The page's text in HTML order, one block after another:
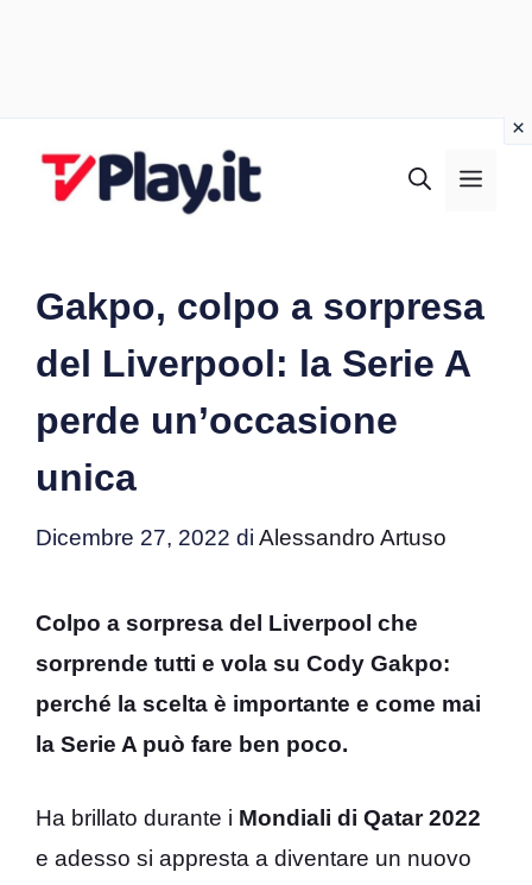
Gakpo, colpo a sorpresa
del Liverpool: la Serie A
perde un’occasione
unica
Dicembre 27, 2022 di Alessandro Artuso
Colpo a sorpresa del Liverpool che
sorprende tutti e vola su Cody Gakpo:
perché la scelta è importante e come mai
la Serie A può fare ben poco.
Ha brillato durante i Mondiali di Qatar 2022
e adesso si appresta a diventare un nuovo